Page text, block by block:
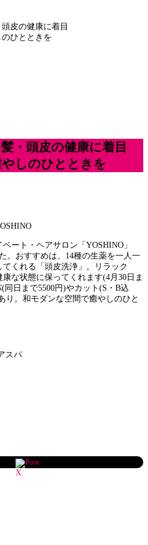
皮の健康に着目
ひとときを
・頭皮の健康に着目
しのひとときを
ート・ヘアサロン「YOSHINO」
。おすすめは、14種の生薬を一人一
くれる「頭皮洗浄」。リラック
な状態に保ってくれます(4月30日ま
同日まで5500円)やカット(S・B込
り。和モダンな空間で癒やしのひと
スパ
Post